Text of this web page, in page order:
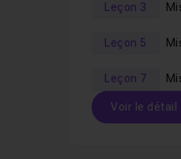
Leçon 3
Leçon 5
Leçon 7
Voir le détail